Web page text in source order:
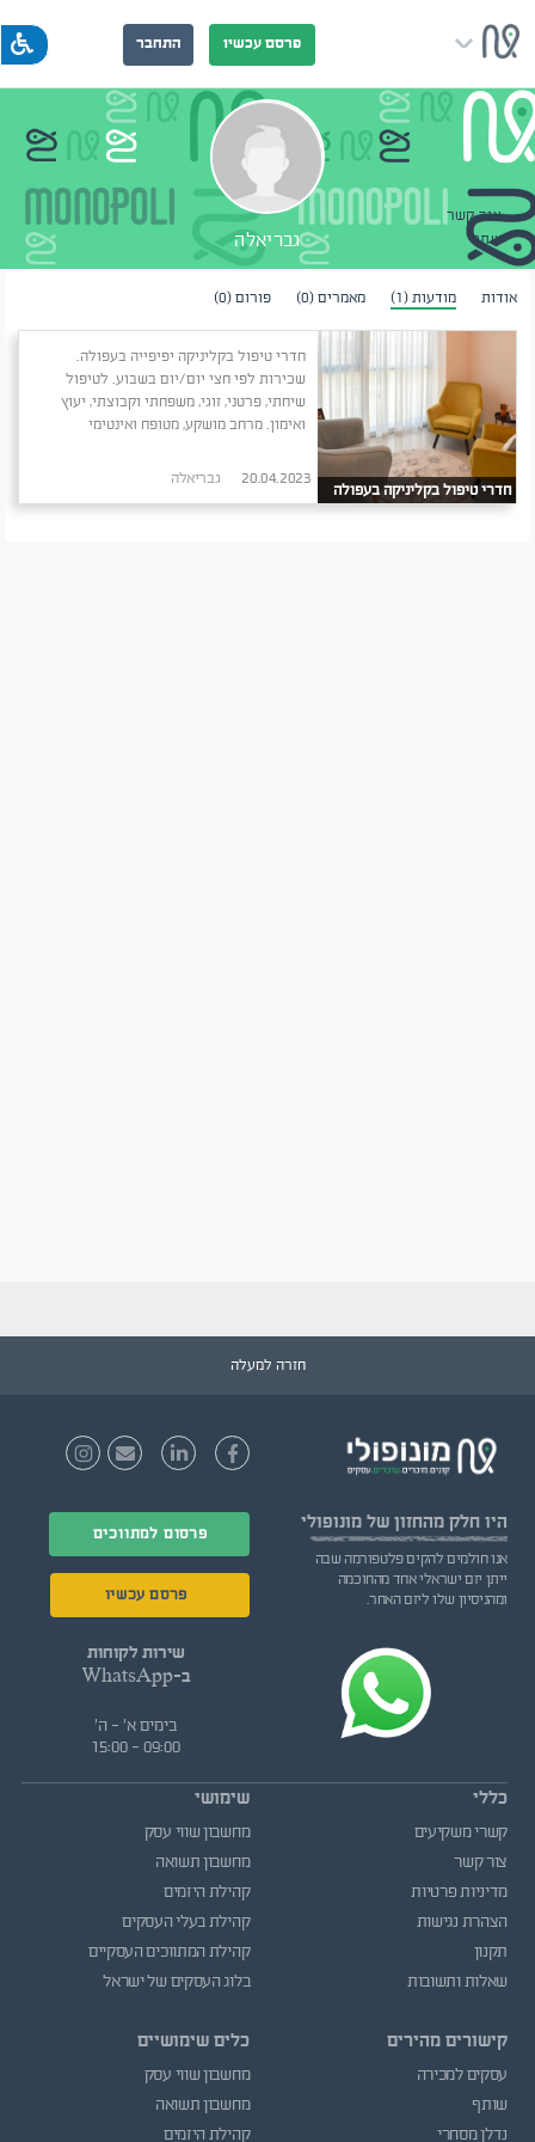
פרסם עכשיו התחבר
צור קשר
שתף
גבריאלה
אודות מודעות (1) מאמרים (0) פורום (0)
חדרי טיפול בקליניקה בעפולה
חדרי טיפול בקליניקה יפיפייה בעפולה.
שכירות לפי חצי יום/יום בשבוע. לטיפול
שיחתי, פרטני, זוגי, משפחתי וקבוצתי, יעוץ
ואימון. מרחב מושקע, מטופח ואינטימי
גבריאלה
חזרה למעלה
היו חלק מהחזון של מונופולי
אנו חולמים להקים פלטפורמה שבה
ייתן יזם ישראלי אחד מהחוכמה
ומהניסיון שלו ליזם האחר.
פרסום למתווכים
פרסם עכשיו
שירות לקוחות
ב-WhatsApp
בימים א' - ה'
09:00 - 15:00
כללי
קשרי משקיעים
צור קשר
מדיניות פרטיות
הצהרת נגישות
תקנון
שאלות ותשובות
קישורים מהירים
עסקים למכירה
שותף
נדלן מסחרי
שימושי
מחשבון שווי עסק
מחשבון תשואה
קהילת היזמים
קהילת בעלי העסקים
קהילת המתווכים העסקיים
בלוג העסקים של ישראל
כלים שימושיים
מחשבון שווי עסק
מחשבון תשואה
קהילת היזמים